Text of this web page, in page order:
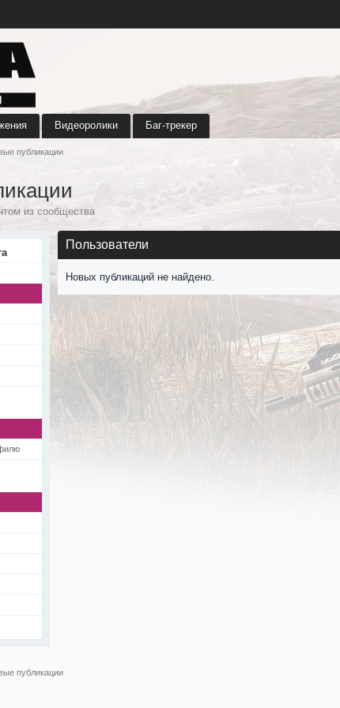
Видеоролики Баг-трекер
публикации
из сообщества
Пользователи
Новых публикаций не найдено.
публикации